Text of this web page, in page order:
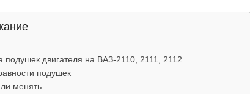
подушек двигателя на ВАЗ-2110, 2111, 2112
подушек
менять